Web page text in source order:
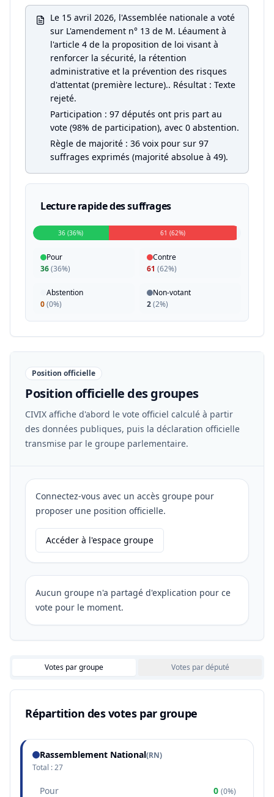
Le 15 avril 2026, l'Assemblée nationale a voté
sur L'amendement n° 13 de M. Léaument à
l'article 4 de la proposition de loi visant à
renforcer la sécurité, la rétention
administrative et la prévention des risques
d'attentat (première lecture).. Résultat : Texte
rejeté.
Participation : 97 députés ont pris part au
vote (98% de participation), avec 0 abstention.
Règle de majorité : 36 voix pour sur 97
suffrages exprimés (majorité absolue à 49).
Lecture rapide des suffrages
36 (36%) 61 (62%)
Pour
36(36%)
Contre
61 (62%)
Abstention
0(0%)
Non-votant
2(2%)
Position officielle
Position officielle des groupes
CIVIX affiche d'abord le vote officiel calculé à partir
des données publiques, puis la déclaration officielle
transmise par le groupe parlementaire.
Connectez-vous avec un accès groupe pour
proposer une position officielle.
Accéder à l'espace groupe
Aucun groupe n'a partagé d'explication pour ce
vote pour le moment.
Votes par groupe Votes par député
Répartition des votes par groupe
Rassemblement National(RN)
Total :27
Pour 0 (0%)